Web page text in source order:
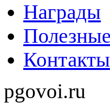
Награды
Контакты
pgovoi.ru